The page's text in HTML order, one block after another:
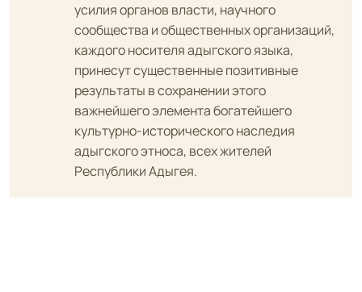
усилия органов власти, научного
сообщества и общественных организаций,
каждого носителя адыгского языка,
принесут существенные позитивные
результаты в сохранении этого
важнейшего элемента богатейшего
культурно-исторического наследия
адыгского этноса, всех жителей
Республики Адыгея.